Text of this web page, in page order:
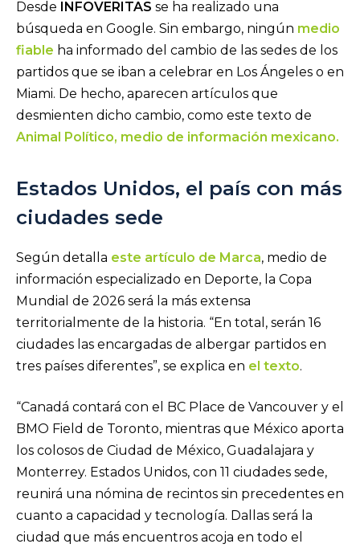
Desde INFOVERITAS se ha realizado una
búsqueda en Google. Sin embargo, ningún medio
fiable ha informado del cambio de las sedes de los
partidos que se iban a celebrar en Los Ángeles o en
Miami. De hecho, aparecen artículos que
desmienten dicho cambio, como este texto de
Animal Político, medio de información mexicano.
Estados Unidos, el país con más
ciudades sede
Según detalla este artículo de Marca, medio de
información especializado en Deporte, la Copa
Mundial de 2026 será la más extensa
territorialmente de la historia. “En total, serán 16
ciudades las encargadas de albergar partidos en
tres países diferentes”, se explica en el texto.
“Canadá contará con el BC Place de Vancouver y el
BMO Field de Toronto, mientras que México aporta
los colosos de Ciudad de México, Guadalajara y
Monterrey. Estados Unidos, con 11 ciudades sede,
reunirá una nómina de recintos sin precedentes en
cuanto a capacidad y tecnología. Dallas será la
ciudad que más encuentros acoja en todo el